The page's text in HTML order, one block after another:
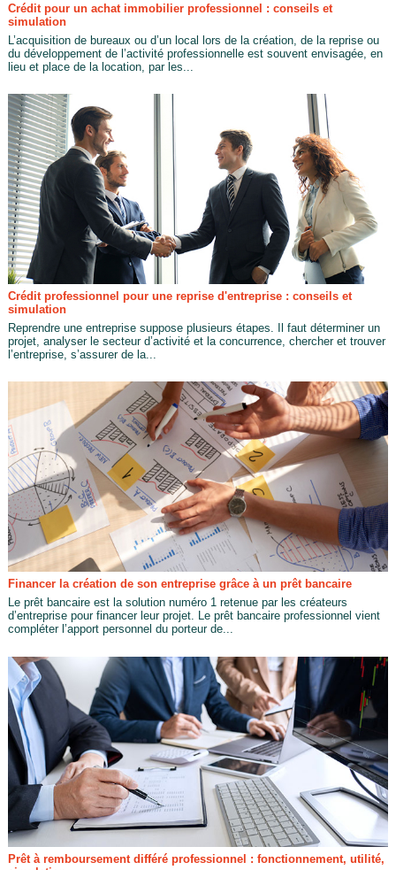
Crédit pour un achat immobilier professionnel : conseils et
simulation
L’acquisition de bureaux ou d’un local lors de la création, de la reprise ou
du développement de l’activité professionnelle est souvent envisagée, en
lieu et place de la location, par les...
Crédit professionnel pour une reprise d'entreprise : conseils et
simulation
Reprendre une entreprise suppose plusieurs étapes. Il faut déterminer un
projet, analyser le secteur d’activité et la concurrence, chercher et trouver
l’entreprise, s’assurer de la...
Financer la création de son entreprise grâce à un prêt bancaire
Le prêt bancaire est la solution numéro 1 retenue par les créateurs
d’entreprise pour financer leur projet. Le prêt bancaire professionnel vient
compléter l’apport personnel du porteur de...
Prêt à remboursement différé professionnel : fonctionnement, utilité,